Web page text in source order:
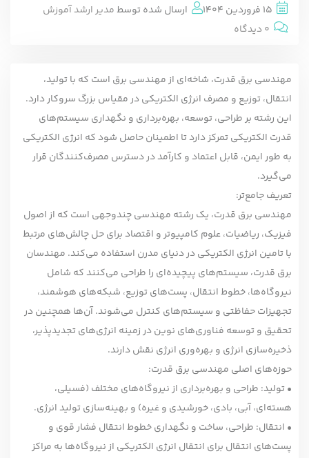
ارسال شده توسطمدیر ارشد آموزش
0 دیدگاه
مهندسی برق قدرت، شاخه‌ای از مهندسی برق است که با تولید،
انتقال، توزیع و مصرف انرژی الکتریکی در مقیاس بزرگ سروکار دارد.
این رشته بر طراحی، توسعه، بهره‌برداری و نگهداری سیستم‌های
قدرت الکتریکی تمرکز دارد تا اطمینان حاصل شود که انرژی الکتریکی
به طور ایمن، قابل اعتماد و کارآمد در دسترس مصرف‌کنندگان قرار
می‌گیرد.
تعریف جامع‌تر:
مهندسی برق قدرت، یک رشته مهندسی چندوجهی است که از اصول
فیزیک، ریاضیات، علوم کامپیوتر و اقتصاد برای حل چالش‌های مرتبط
با تامین انرژی الکتریکی در دنیای مدرن استفاده می‌کند. مهندسان
برق قدرت، سیستم‌های پیچیده‌ای را طراحی می‌کنند که شامل
نیروگاه‌ها، خطوط انتقال، پست‌های توزیع، شبکه‌های هوشمند،
تجهیزات حفاظتی و سیستم‌های کنترل می‌شوند. آن‌ها همچنین در
تحقیق و توسعه فناوری‌های نوین در زمینه انرژی‌های تجدیدپذیر،
ذخیره‌سازی انرژی و بهره‌وری انرژی نقش دارند.
حوزه‌های اصلی مهندسی برق قدرت:
• تولید: طراحی و بهره‌برداری از نیروگاه‌های مختلف (فسیلی،
هسته‌ای، آبی، بادی، خورشیدی و غیره) و بهینه‌سازی تولید انرژی.
• انتقال: طراحی، ساخت و نگهداری خطوط انتقال فشار قوی و
پست‌های انتقال برای انتقال انرژی الکتریکی از نیروگاه‌ها به مراکز